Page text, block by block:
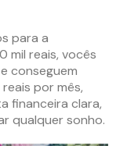
para a
mil reais, vocês
conseguem
por mês,
financeira clara,
qualquer sonho.